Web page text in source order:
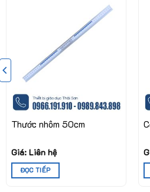
Ứng dụng trong giảng dạy:
Rèn luyện cảm nhận nhịp và tiết
Hỗ trợ học sinh chơi nhạc cụ
Dùng trong trò chơi âm nhạc,
Phù hợp với các phương pháp
Kodály
Thước nhôm 50cm
Giá: Liên hệ
ĐỌC TIẾP